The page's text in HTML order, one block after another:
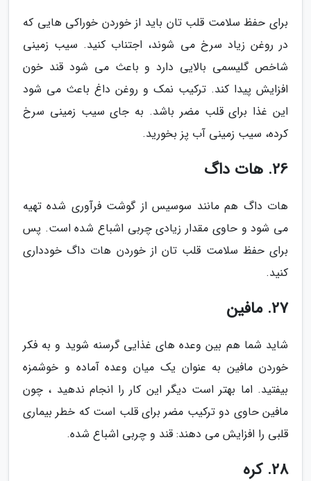
برای حفظ سلامت قلب تان باید از خوردن خوراکی هایی که
در روغن زیاد سرخ می شوند، اجتناب کنید. سیب زمینی
شاخص گلیسمی بالایی دارد و باعث می شود قند خون
افزایش پیدا کند. ترکیب نمک و روغن داغ باعث می شود
این غذا برای قلب مضر باشد. به جای سیب زمینی سرخ
کرده، سیب زمینی آب پز بخورید.
26. هات داگ
هات داگ هم مانند سوسیس از گوشت فرآوری شده تهیه
می شود و حاوی مقدار زیادی چربی اشباع شده است. پس
برای حفظ سلامت قلب تان از خوردن هات داگ خودداری
کنید.
27. مافین
شاید شما هم بین وعده های غذایی گرسنه شوید و به فکر
خوردن مافین به عنوان یک میان وعده آماده و خوشمزه
بیفتید. اما بهتر است دیگر این کار را انجام ندهید ، چون
مافین حاوی دو ترکیب مضر برای قلب است که خطر بیماری
قلبی را افزایش می دهند: قند و چربی اشباع شده.
28. کره